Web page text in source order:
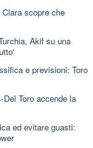
scopre che
Akif su una
e previsioni: Toro
Toro accende la
ed evitare guasti: